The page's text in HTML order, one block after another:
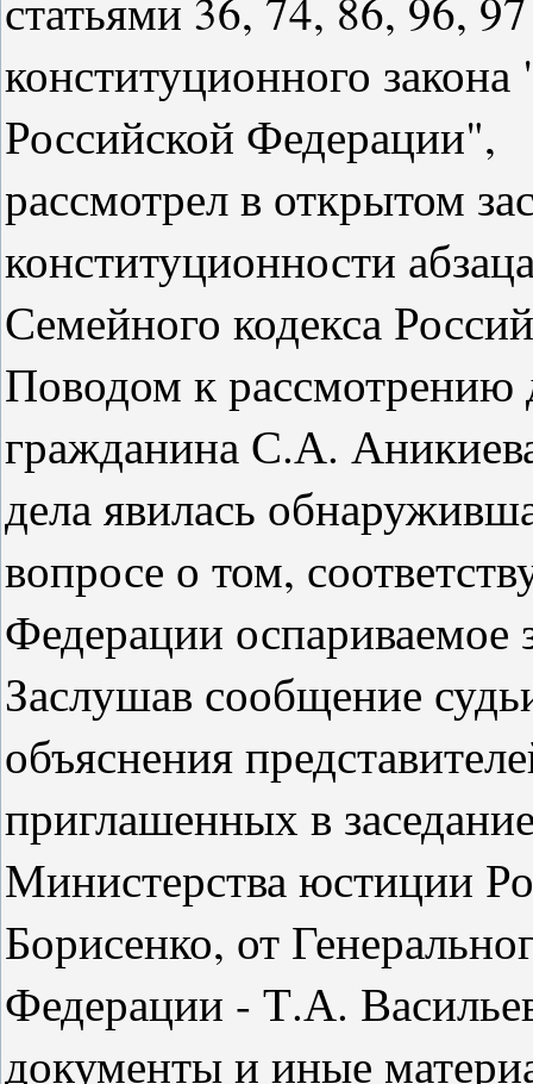
конституционного
Российской Федерации",
рассмотрел в открытом
конституционности
Семейного кодекса
Поводом к рассмотрению
гражданина С.А.
дела явилась
вопросе о том,
Федерации оспариваемое
Заслушав сообщение
объяснения
приглашенных в
Министерства юстиции
Борисенко, от
Федерации - Т.А.
документы и иные